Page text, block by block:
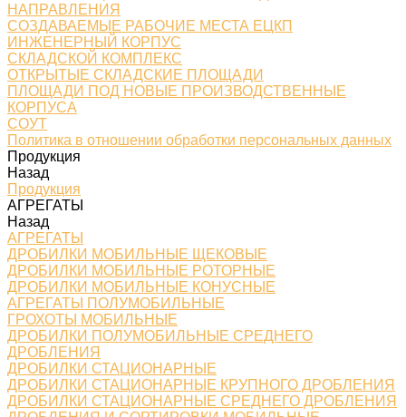
НАПРАВЛЕНИЯ
СОЗДАВАЕМЫЕ РАБОЧИЕ МЕСТА ЕЦКП
ИНЖЕНЕРНЫЙ КОРПУС
СКЛАДСКОЙ КОМПЛЕКС
ОТКРЫТЫЕ СКЛАДСКИЕ ПЛОЩАДИ
ПЛОЩАДИ ПОД НОВЫЕ ПРОИЗВОДСТВЕННЫЕ
КОРПУСА
СОУТ
Политика в отношении обработки персональных данных
Продукция
Назад
Продукция
АГРЕГАТЫ
Назад
АГРЕГАТЫ
ДРОБИЛКИ МОБИЛЬНЫЕ ЩЕКОВЫЕ
ДРОБИЛКИ МОБИЛЬНЫЕ РОТОРНЫЕ
ДРОБИЛКИ МОБИЛЬНЫЕ КОНУСНЫЕ
АГРЕГАТЫ ПОЛУМОБИЛЬНЫЕ
ГРОХОТЫ МОБИЛЬНЫЕ
ДРОБИЛКИ ПОЛУМОБИЛЬНЫЕ СРЕДНЕГО
ДРОБЛЕНИЯ
ДРОБИЛКИ СТАЦИОНАРНЫЕ
ДРОБИЛКИ СТАЦИОНАРНЫЕ КРУПНОГО ДРОБЛЕНИЯ
ДРОБИЛКИ СТАЦИОНАРНЫЕ СРЕДНЕГО ДРОБЛЕНИЯ